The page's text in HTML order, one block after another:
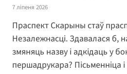
7 ліпеня 2026
Праспект Скарыны стаў
Незалежнасці. Здавалася б,
змяняць назву і адкідаць у
першадрукара? Пісьменніца